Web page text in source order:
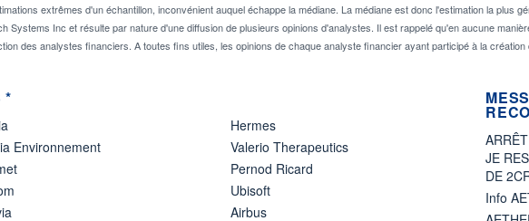
extrêmes d'un échantillon, inconvénient auquel échappe la médiane. La médiane est donc l'estimation la plus
Inc et résulte par nature d'une diffusion de plusieurs opinions d'analystes. Il est rappelé qu'en aucune
des analystes financiers. A toutes fins utiles, les opinions de chaque analyste financier ayant participé à la
*
Environnement
Hermes
Valerio Therapeutics
Pernod Ricard
Ubisoft
Airbus
JE
DE
Info